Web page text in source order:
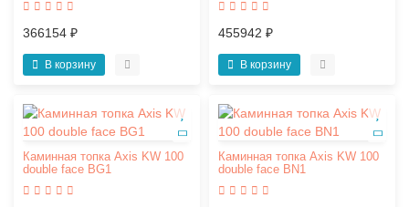
366154 ₽
В корзину
455942 ₽
В корзину
Каминная топка Axis KW 100
double face BG1
Каминная топка Axis KW 100
double face BN1